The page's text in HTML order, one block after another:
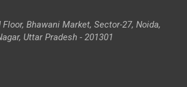
Floor, Bhawani Market, Sector-27, Noida,
Uttar Pradesh - 201301